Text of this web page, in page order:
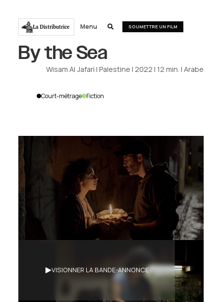
La Distributrice Menu  SOUMETTRE UN FILM
By the Sea
Wisam Al Jafari | Palestine | 2022 | 12 min. | Arabe
Court-métrage Fiction
VISIONNER LA BANDE-ANNONCE
Synopsis